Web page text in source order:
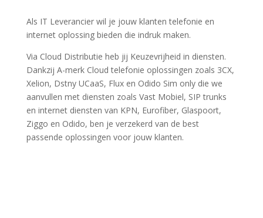
Als IT Leverancier wil je jouw klanten telefonie en
internet oplossing bieden die indruk maken.
Via Cloud Distributie heb jij Keuzevrijheid in diensten.
Dankzij A-merk Cloud telefonie oplossingen zoals 3CX,
Xelion, Dstny UCaaS, Flux en Odido Sim only die we
aanvullen met diensten zoals Vast Mobiel, SIP trunks
en internet diensten van KPN, Eurofiber, Glaspoort,
Ziggo en Odido, ben je verzekerd van de best
passende oplossingen voor jouw klanten.